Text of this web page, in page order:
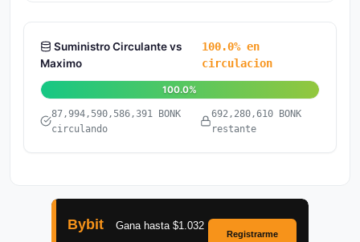
Suministro Circulante vs
Maximo
100.0% en
circulacion
100.0%
87,994,590,586,391 BONK
circulando
692,280,610 BONK
restante